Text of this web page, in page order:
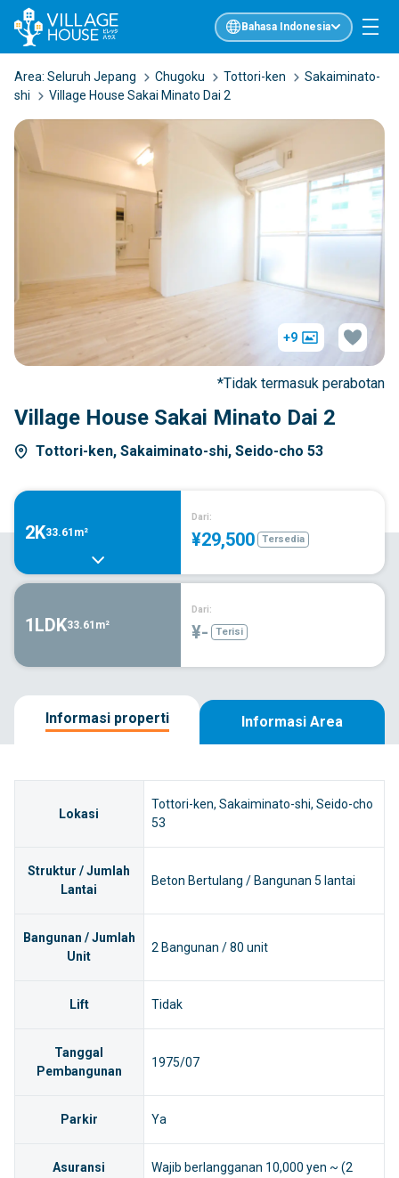
Bahasa Indonesia
Area: Seluruh Jepang Chugoku Tottori-ken
Sakaiminato-
shi
Village House Sakai Minato Dai 2
Village House Sakai Minato Dai 2
Tottori-ken, Sakaiminato-shi, Seido-cho 53
+9
*Tidak termasuk perabotan
2K33.61m²
Dari:
¥29,500 Tersedia
1LDK33.61m²
Dari:
¥- Terisi
Informasi properti Informasi Area
Lokasi
Tottori-ken, Sakaiminato-shi, Seido-cho
53
Struktur / Jumlah
Lantai
Beton Bertulang / Bangunan 5 lantai
Bangunan / Jumlah
Unit
2 Bangunan / 80 unit
Lift Tidak
Tanggal
Pembangunan
1975/07
Parkir Ya
Asuransi
Wajib berlangganan 10,000 yen ~ (2